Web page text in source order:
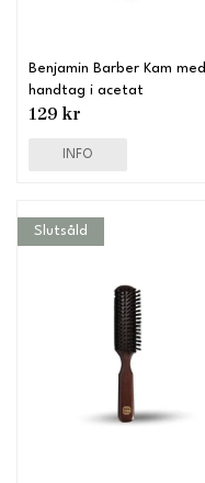
Benjamin Barber Kam med
handtag i acetat
129 kr
INFO
Slutsåld